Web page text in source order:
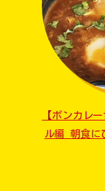
【ボンカレ
ル編 朝食に